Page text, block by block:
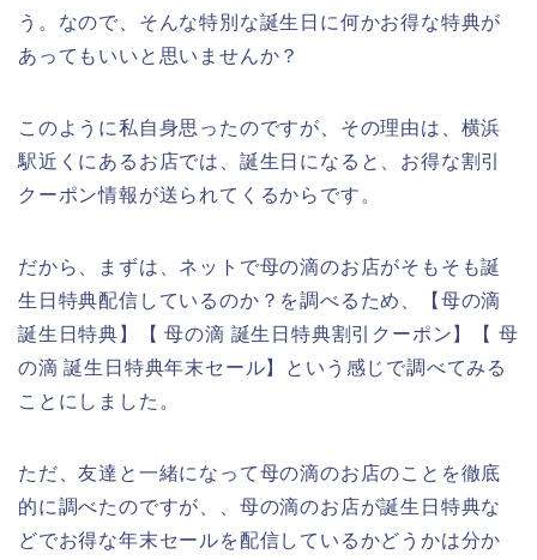
う。なので、そんな特別な誕生日に何かお得な特典が
あってもいいと思いませんか？
このように私自身思ったのですが、その理由は、横浜
駅近くにあるお店では、誕生日になると、お得な割引
クーポン情報が送られてくるからです。
だから、まずは、ネットで母の滴のお店がそもそも誕
生日特典配信しているのか？を調べるため、【母の滴
誕生日特典】【 母の滴 誕生日特典割引クーポン】【 母
の滴 誕生日特典年末セール】という感じで調べてみる
ことにしました。
ただ、友達と一緒になって母の滴のお店のことを徹底
的に調べたのですが、、母の滴のお店が誕生日特典な
どでお得な年末セールを配信しているかどうかは分か